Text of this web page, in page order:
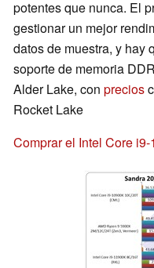
potentes que nunca. El
gestionar un mejor
datos de muestra, y hay
soporte de memoria
Alder Lake, con precios
Rocket Lake
Comprar el Intel Core